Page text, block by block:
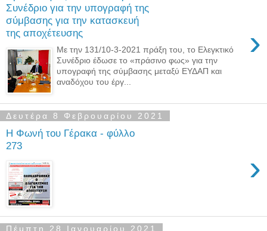
Συνέδριο για την υπογραφή της
σύμβασης για την κατασκευή
της αποχέτευσης
›
Με την 131/10-3-2021 πράξη του, το Ελεγκτικό
Συνέδριο έδωσε το «πράσινο φως» για την
υπογραφή της σύμβασης μεταξύ ΕΥΔΑΠ και
αναδόχου του έργ...
Δευτέρα 8 Φεβρουαρίου 2021
Η Φωνή του Γέρακα - φύλλο
273
›
Πέμπτη 28 Ιανουαρίου 2021